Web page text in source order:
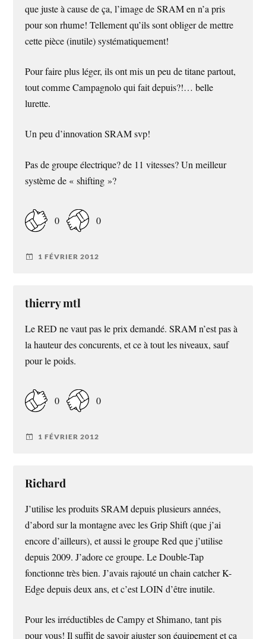
que juste à cause de ça, l’image de SRAM en n’a pris
pour son rhume! Tellement qu’ils sont obliger de mettre
cette pièce (inutile) systématiquement!
Pour faire plus léger, ils ont mis un peu de titane partout,
tout comme Campagnolo qui fait depuis?!… belle
lurette.
Un peu d’innovation SRAM svp!
Pas de groupe électrique? de 11 vitesses? Un meilleur
système de « shifting »?
0 0
1 FÉVRIER 2012
thierry mtl
Le RED ne vaut pas le prix demandé. SRAM n’est pas à
la hauteur des concurents, et ce à tout les niveaux, sauf
pour le poids.
0 0
1 FÉVRIER 2012
Richard
J’utilise les produits SRAM depuis plusieurs années,
d’abord sur la montagne avec les Grip Shift (que j’ai
encore d’ailleurs), et aussi le groupe Red que j’utilise
depuis 2009. J’adore ce groupe. Le Double-Tap
fonctionne très bien. J’avais rajouté un chain catcher K-
Edge depuis deux ans, et c’est LOIN d’être inutile.
Pour les irréductibles de Campy et Shimano, tant pis
pour vous! Il suffit de savoir ajuster son équipement et ça